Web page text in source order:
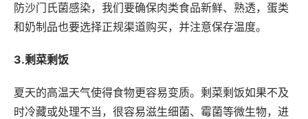
防沙门氏菌感染，我们要确保肉类食品新鲜、熟透，蛋类
和奶制品也要选择正规渠道购买，并注意保存温度。
3.剩菜剩饭
夏天的高温天气使得食物更容易变质。剩菜剩饭如果不及
时冷藏或处理不当，很容易滋生细菌、霉菌等微生物，进